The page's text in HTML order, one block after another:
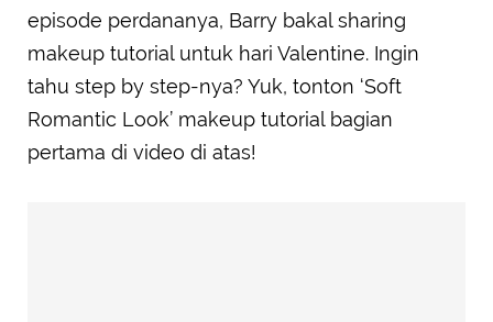
episode perdananya, Barry bakal sharing
makeup tutorial untuk hari Valentine. Ingin
tahu step by step-nya? Yuk, tonton ‘Soft
Romantic Look’ makeup tutorial bagian
pertama di video di atas!